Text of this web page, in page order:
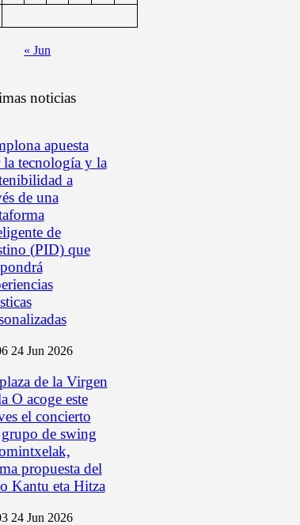
« Jun
noticias
apuesta
la tecnología y la
a
de una
de
(PID) que
24 Jun 2026
de la Virgen
O acoge este
el concierto
de swing
propuesta del
Kantu eta Hitza
24 Jun 2026